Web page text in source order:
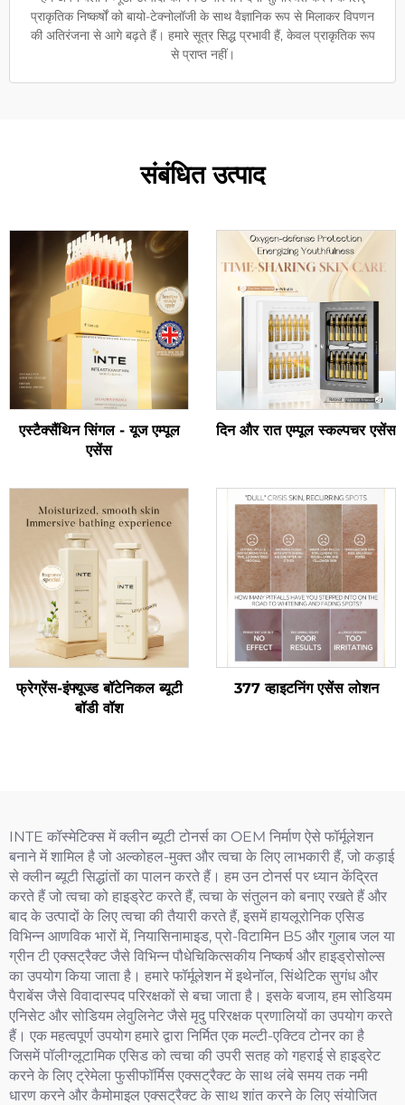
प्राकृतिक निष्कर्षों को बायो-टेक्नोलॉजी के साथ वैज्ञानिक रूप से मिलाकर विपणन
की अतिरंजना से आगे बढ़ते हैं। हमारे सूत्र सिद्ध प्रभावी हैं, केवल प्राकृतिक रूप
से प्राप्त नहीं।
संबंधित उत्पाद
एस्टैक्सैंथिन सिंगल - यूज एम्पूल
एसेंस
दिन और रात एम्पूल स्कल्पचर एसेंस
फ्रेग्रेंस-इंफ्यूज्ड बॉटेनिकल ब्यूटी
बॉडी वॉश
377 व्हाइटनिंग एसेंस लोशन
INTE कॉस्मेटिक्स में क्लीन ब्यूटी टोनर्स का OEM निर्माण ऐसे फॉर्मूलेशन
बनाने में शामिल है जो अल्कोहल-मुक्त और त्वचा के लिए लाभकारी हैं, जो कड़ाई
से क्लीन ब्यूटी सिद्धांतों का पालन करते हैं। हम उन टोनर्स पर ध्यान केंद्रित
करते हैं जो त्वचा को हाइड्रेट करते हैं, त्वचा के संतुलन को बनाए रखते हैं और
बाद के उत्पादों के लिए त्वचा की तैयारी करते हैं, इसमें हायलूरोनिक एसिड
विभिन्न आणविक भारों में, नियासिनामाइड, प्रो-विटामिन B5 और गुलाब जल या
ग्रीन टी एक्सट्रैक्ट जैसे विभिन्न पौधेचिकित्सकीय निष्कर्ष और हाइड्रोसोल्स
का उपयोग किया जाता है। हमारे फॉर्मूलेशन में इथेनॉल, सिंथेटिक सुगंध और
पैराबेंस जैसे विवादास्पद परिरक्षकों से बचा जाता है। इसके बजाय, हम सोडियम
एनिसेट और सोडियम लेवुलिनेट जैसे मृदु परिरक्षक प्रणालियों का उपयोग करते
हैं। एक महत्वपूर्ण उपयोग हमारे द्वारा निर्मित एक मल्टी-एक्टिव टोनर का है
जिसमें पॉलीग्लूटामिक एसिड को त्वचा की उपरी सतह को गहराई से हाइड्रेट
करने के लिए ट्रेमेला फुसीफॉर्मिस एक्सट्रैक्ट के साथ लंबे समय तक नमी
धारण करने और कैमोमाइल एक्सट्रैक्ट के साथ शांत करने के लिए संयोजित